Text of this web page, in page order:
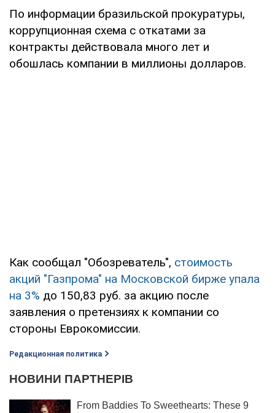
По информации бразильской прокуратуры,
коррупционная схема с откатами за
контракты действовала много лет и
обошлась компании в миллионы долларов.
Как сообщал "Обозреватель", стоимость
акций "Газпрома" на Московской бирже упала
на 3% до 150,83 руб. за акцию после
заявления о претензиях к компании со
стороны Еврокомиссии.
Редакционная политика